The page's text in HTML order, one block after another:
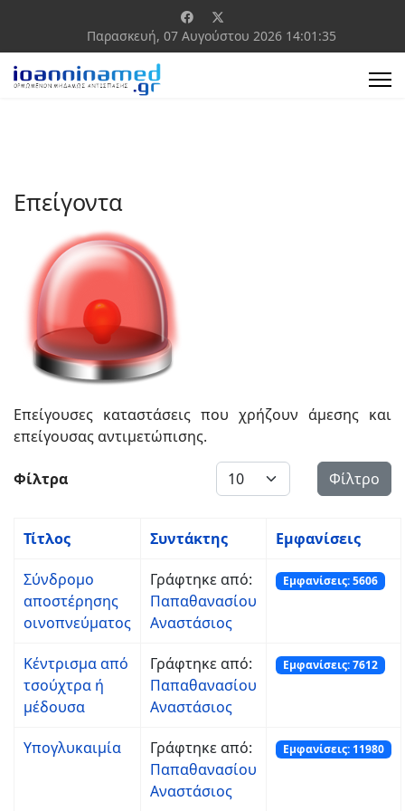
Παρασκευή, 07 Αυγούστου 2026 14:01:35
Επείγοντα
Επείγουσες καταστάσεις που χρήζουν άμεσης και
επείγουσας αντιμετώπισης.
Φίλτρα Εμφάνιση # Φίλτρο
Τίτλος Συντάκτης Εμφανίσεις
Σύνδρομο
αποστέρησης
οινοπνεύματος
Γράφτηκε από:
Παπαθανασίου
Αναστάσιος
Εμφανίσεις: 5606
Κέντρισμα από
τσούχτρα ή
μέδουσα
Γράφτηκε από:
Παπαθανασίου
Αναστάσιος
Εμφανίσεις: 7612
Υπογλυκαιμία
Γράφτηκε από:
Παπαθανασίου
Αναστάσιος
Εμφανίσεις: 11980